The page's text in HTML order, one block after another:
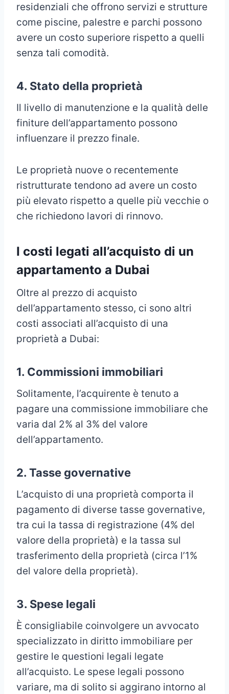
residenziali che offrono servizi e strutture
come piscine, palestre e parchi possono
avere un costo superiore rispetto a quelli
senza tali comodità.
4. Stato della proprietà
Il livello di manutenzione e la qualità delle
finiture dell’appartamento possono
influenzare il prezzo finale.
Le proprietà nuove o recentemente
ristrutturate tendono ad avere un costo
più elevato rispetto a quelle più vecchie o
che richiedono lavori di rinnovo.
I costi legati all’acquisto di un
appartamento a Dubai
Oltre al prezzo di acquisto
dell’appartamento stesso, ci sono altri
costi associati all’acquisto di una
proprietà a Dubai:
1. Commissioni immobiliari
Solitamente, l’acquirente è tenuto a
pagare una commissione immobiliare che
varia dal 2% al 3% del valore
dell’appartamento.
2. Tasse governative
L’acquisto di una proprietà comporta il
pagamento di diverse tasse governative,
tra cui la tassa di registrazione (4% del
valore della proprietà) e la tassa sul
trasferimento della proprietà (circa l’1%
del valore della proprietà).
3. Spese legali
È consigliabile coinvolgere un avvocato
specializzato in diritto immobiliare per
gestire le questioni legali legate
all’acquisto. Le spese legali possono
variare, ma di solito si aggirano intorno al